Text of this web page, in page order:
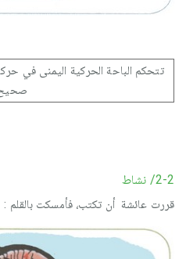
تتحكم الباحة الحركية اليمنى في
2-2/ نشاط
قررت عائشة أن تكتب، فأمسكت بالقلم :